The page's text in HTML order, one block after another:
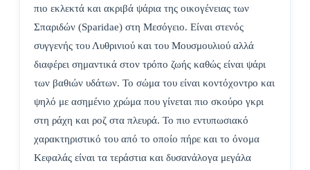
πιο εκλεκτά και ακριβά ψάρια της οικογένειας των
Σπαριδών (Sparidae) στη Μεσόγειο. Είναι στενός
συγγενής του Λυθρινιού και του Μουσμουλιού αλλά
διαφέρει σημαντικά στον τρόπο ζωής καθώς είναι ψάρι
των βαθιών υδάτων. Το σώμα του είναι κοντόχοντρο και
ψηλό με ασημένιο χρώμα που γίνεται πιο σκούρο γκρι
στη ράχη και ροζ στα πλευρά. Το πιο εντυπωσιακό
χαρακτηριστικό του από το οποίο πήρε και το όνομα
Κεφαλάς είναι τα τεράστια και δυσανάλογα μεγάλα